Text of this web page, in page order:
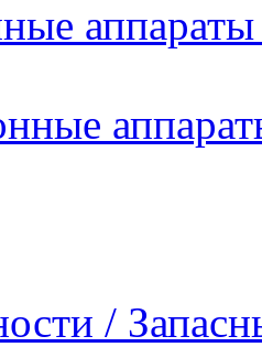
аппараты
/